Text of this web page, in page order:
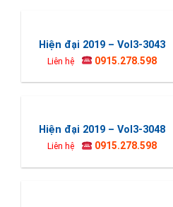
Hiện đại 2019 – Vol3-3043
Liên hệ 0915.278.598
Hiện đại 2019 – Vol3-3048
Liên hệ 0915.278.598